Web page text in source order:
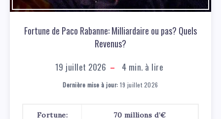
Fortune de Paco Rabanne: Milliardaire ou pas? Quels
Revenus?
19 juillet 2026 4 min. à lire
Dernière mise à jour: 19 juillet 2026
Fortune: 70 millions d’€